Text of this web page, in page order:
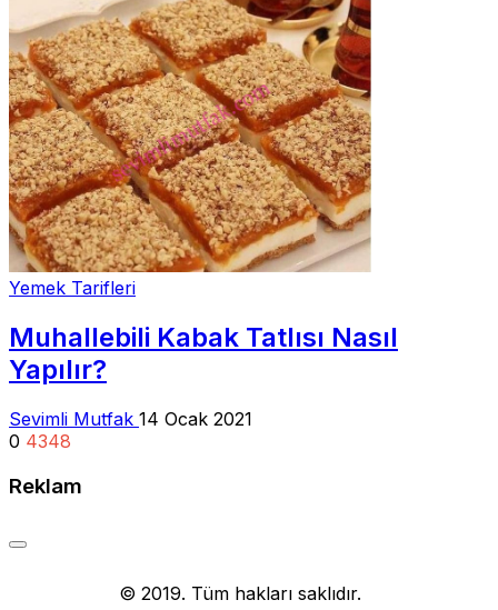
Yemek Tarifleri
Muhallebili Kabak Tatlısı Nasıl
Yapılır?
Sevimli Mutfak 14 Ocak 2021
0 4348
Reklam
© 2019. Tüm hakları saklıdır.